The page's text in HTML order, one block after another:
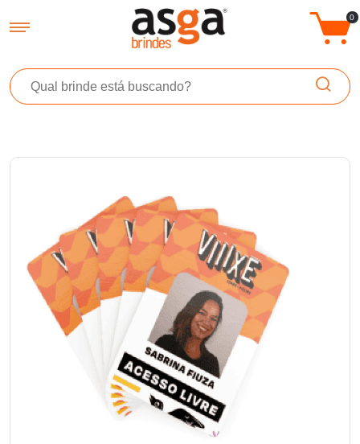
0
Asga Brindes - Brindes Promocionais Personalizados